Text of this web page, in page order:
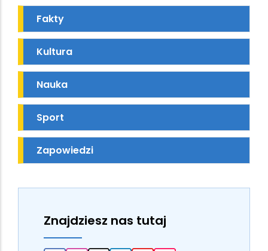
Fakty
Kultura
Nauka
Sport
Zapowiedzi
Znajdziesz nas tutaj